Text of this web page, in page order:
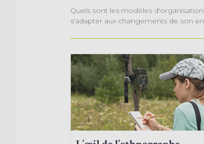
Quels sont les modèles
s'adapter aux changements de son